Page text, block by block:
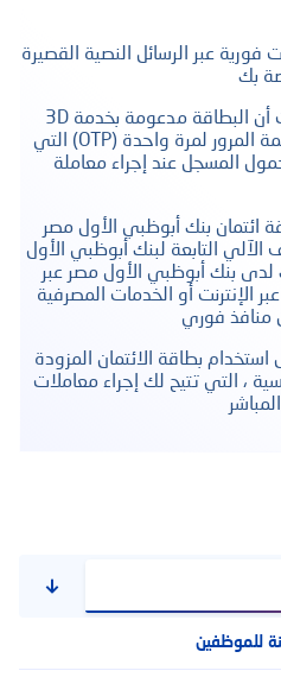
فورية عبر الرسائل النصية القصيرة
بك
تسوق عبر الإنترنت بأمان حيث أن البطاقة مدعومة بخدمة 3D
Secure. سيُطلب منك إدخال كلمة المرور لمرة واحدة (OTP) التي
المسجل عند إجراء معاملة
بنك أبوظبي الأول مصر
التابعة لبنك أبوظبي الأول
بنك أبوظبي الأول مصر عبر
الإنترنت أو الخدمات المصرفية
منافذ فوري
بطاقة الائتمان المزودة
، التي تتيح لك إجراء معاملات